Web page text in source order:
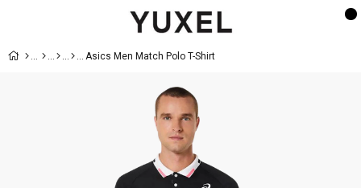
Asics Men Match Polo T-Shirt